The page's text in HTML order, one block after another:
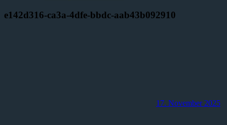
e142d316-ca3a-4dfe-bbdc-aab43b092910
17. November 2025